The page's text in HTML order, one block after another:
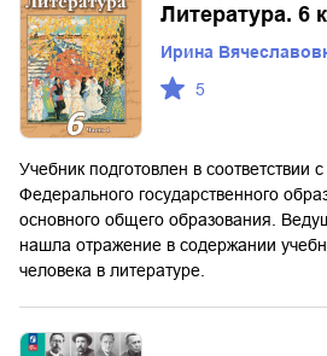
Литература. 6
Ирина
5
Учебник подготовлен в соответствии
Федерального государственного
основного общего образования.
нашла отражение в содержании
человека в литературе.